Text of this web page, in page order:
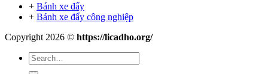
+ Bánh xe đẩy
+ Bánh xe đẩy công nghiệp
Copyright 2026 © https://licadho.org/